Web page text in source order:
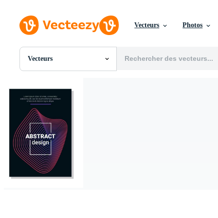
Vecteurs Photos
Vecteurs
Toutes Images
PSDs
SVGs
Modèles
Vecteurs
Vidéos
Motion graphics
Images Éditoriales
Événements Éditoriaux